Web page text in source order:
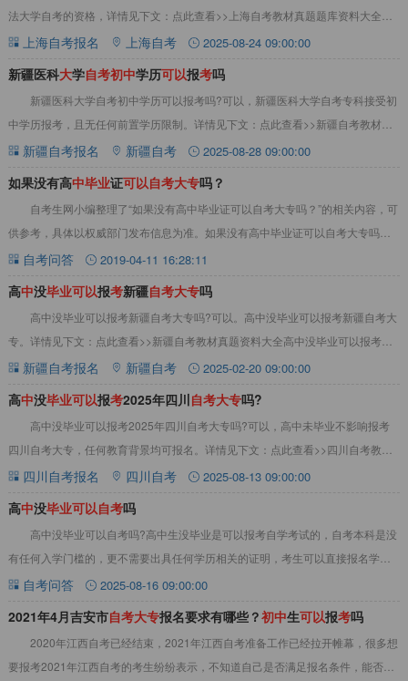
法大学自考的资格‌，详情见下文：点此查看>>上海自考教材真题题库资料大全初
中文凭可以报考华东政法大学自考‌吗
上海自考报名 上海自考 2025-08-24 09:00:00
新疆医科大学自考初中学历可以报考吗
新疆医科大学自考初中学历可以报考吗?可以，新疆医科大学自考专科接受‌初
中学历报考‌，且无任何前置学历限制。详情见下文：点此查看>>新疆自考教材真
题资料大全新疆医科大学自考初中学历可
新疆自考报名 新疆自考 2025-08-28 09:00:00
如果没有高中毕业证可以自考大专吗？
自考生网小编整理了“如果没有高中毕业证可以自考大专吗？”的相关内容，可
供参考，具体以权威部门发布信息为准。如果没有高中毕业证可以自考大专吗？
自考大专一般需要满足如下条件：中华人民共
自考问答 2019-04-11 16:28:11
高中没毕业可以报考新疆自考大专吗
高中没毕业可以报考新疆自考大专吗?可以。高中没毕业可以报考新疆自考大
专‌。详情见下文：点此查看>>新疆自考教材真题资料大全高中没毕业可以报考新
疆自考大专吗?可以。‌高中没毕业可以报
新疆自考报名 新疆自考 2025-02-20 09:00:00
高中没毕业可以报考2025年四川自考大专吗?
高中没毕业可以报考2025年四川自考大专吗?可以，高中未毕业‌不影响‌报考
四川自考大专，任何教育背景均可报名。详情见下文：点此查看>>四川自考教材
真题资料大全高中没毕业可以报考20
四川自考报名 四川自考 2025-08-13 09:00:00
高中没毕业可以自考吗
高中没毕业可以自考吗?高中生没毕业是可以报考自学考试的，自考本科是没
有任何入学门槛的，更不需要出具任何学历相关的证明，考生可以直接报名学习
然后参加考试。高效备考自考，小编推荐自考备
自考问答 2025-08-16 09:00:00
2021年4月吉安市自考大专报名要求有哪些？初中生可以报考吗
2020年江西自考已经结束，2021年江西自考准备工作已经拉开帷幕，很多想
要报考2021年江西自考的考生纷纷表示，不知道自己是否满足报名条件，能否顺